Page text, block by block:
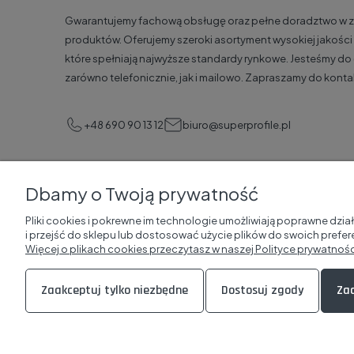
Gwarantujemy fachową obsługę oraz pełne doradztwo w
produktów. Oferujemy szeroki asortyment wysokiej
które spełniają najwyższe standardy rynkowe. Jesteśmy
zarówno telefonicznie, jak i mailowo. Zapraszamy do
+48 690 90 13 12 biuro@superprofile.pl
Dbamy o Twoją prywatność
Pliki cookies i pokrewne im technologie umożliwiają poprawne
i przejść do sklepu lub dostosować użycie plików do swoich
Więcej o plikach cookies przeczytasz w naszej Polityce
Zaakceptuj tylko niezbędne Dostosuj zgody